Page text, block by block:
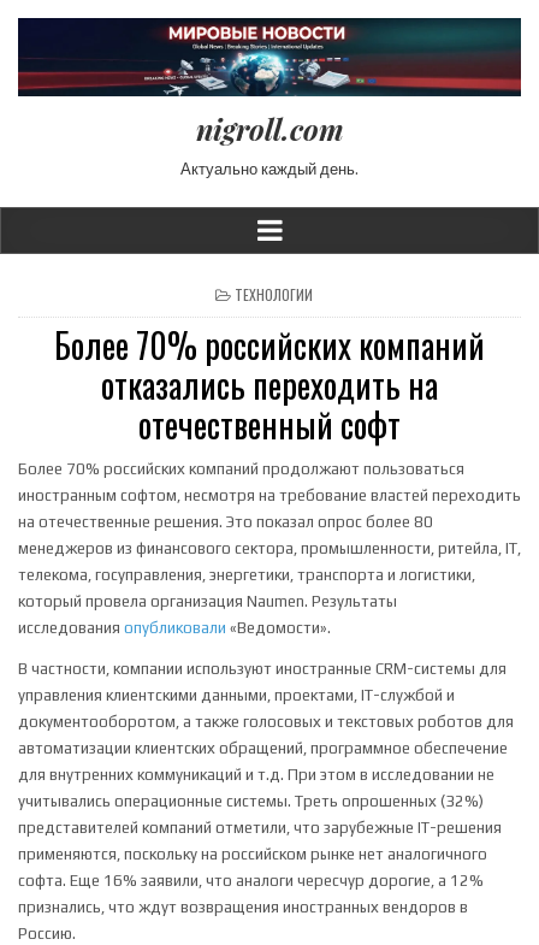
nigroll.com
Актуально каждый день.
POSTED IN
ТЕХНОЛОГИИ
Более 70% российских компаний
отказались переходить на
отечественный софт
Более 70% российских компаний продолжают пользоваться
иностранным софтом, несмотря на требование властей переходить
на отечественные решения. Это показал опрос более 80
менеджеров из финансового сектора, промышленности, ритейла, IT,
телекома, госуправления, энергетики, транспорта и логистики,
который провела организация Naumen. Результаты
исследования опубликовали «Ведомости».
В частности, компании используют иностранные CRM-системы для
управления клиентскими данными, проектами, IT-службой и
документооборотом, а также голосовых и текстовых роботов для
автоматизации клиентских обращений, программное обеспечение
для внутренних коммуникаций и т.д. При этом в исследовании не
учитывались операционные системы. Треть опрошенных (32%)
представителей компаний отметили, что зарубежные IT-решения
применяются, поскольку на российском рынке нет аналогичного
софта. Еще 16% заявили, что аналоги чересчур дорогие, а 12%
признались, что ждут возвращения иностранных вендоров в
Россию.